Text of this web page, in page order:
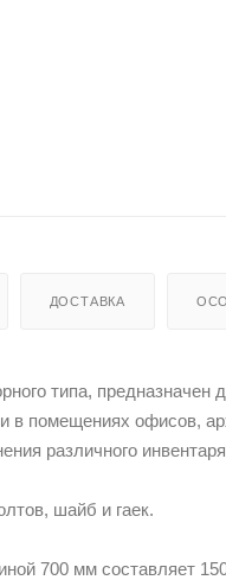
ДОСТАВКА
типа, предназначен
в помещениях офисов,
различного
шайб и гаек.
700 мм составляет